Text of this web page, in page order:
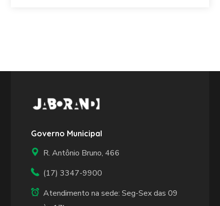
Governo Municipal
R. Antônio Bruno, 466
(17) 3347-9900
Atendimento na sede: Seg-Sex das 09